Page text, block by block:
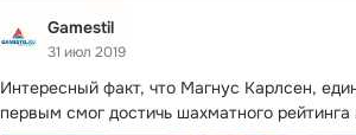
Gamestil
31 июл 2019
Интересный факт, что Магнус Карлсен,
первым смог достичь шахматного рейтинга